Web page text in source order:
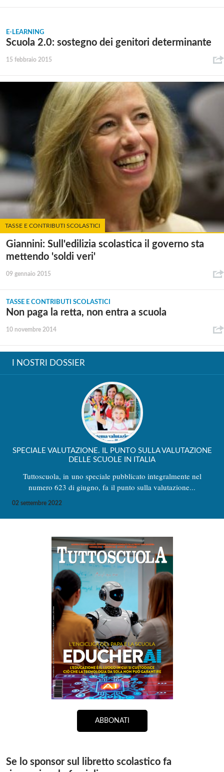
E-LEARNING
Scuola 2.0: sostegno dei genitori determinante
15 febbraio 2015
TASSE E CONTRIBUTI SCOLASTICI
Giannini: Sull'edilizia scolastica il governo sta
mettendo 'soldi veri'
09 gennaio 2015
TASSE E CONTRIBUTI SCOLASTICI
Non paga la retta, non entra a scuola
10 novembre 2014
I NOSTRI DOSSIER
SPECIALE VALUTAZIONE. IL PUNTO SULLA VALUTAZIONE
DELLE SCUOLE IN ITALIA
Tuttoscuola, in uno speciale pubblicato integralmente nel
numero 623 di giugno, fa il punto sulla valutazione...
02 settembre 2022
ABBONATI
Se lo sponsor sul libretto scolastico fa